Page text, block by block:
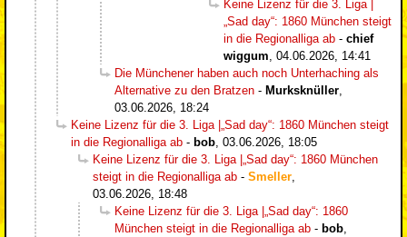
Keine Lizenz für die 3. Liga |
„Sad day“: 1860 München steigt
in die Regionalliga ab - chief
wiggum 04.06.2026, 14:41
Die Münchener haben auch noch Unterhaching als
Alternative zu den Bratzen - Murksknüller
03.06.2026, 18:24
Keine Lizenz für die 3. Liga |„Sad day“: 1860 München steigt
in die Regionalliga ab - bob 03.06.2026, 18:05
Keine Lizenz für die 3. Liga |„Sad day“: 1860 München
steigt in die Regionalliga ab - Smeller
03.06.2026, 18:48
Keine Lizenz für die 3. Liga |„Sad day“: 1860
München steigt in die Regionalliga ab - bob